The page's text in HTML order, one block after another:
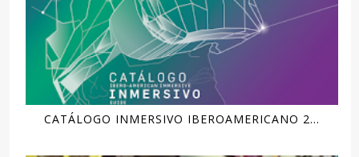
CATÁLOGO INMERSIVO IBEROAMERICANO 2...